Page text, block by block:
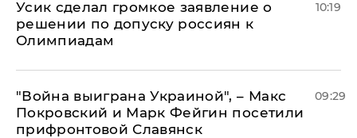
Усик сделал громкое заявление о
решении по допуску россиян к
Олимпиадам
10:19
"Война выиграна Украиной", – Макс
Покровский и Марк Фейгин посетили
прифронтовой Славянск
09:29